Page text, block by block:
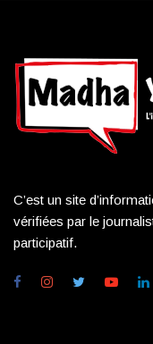
C’est un site
vérifiées par le
participatif.